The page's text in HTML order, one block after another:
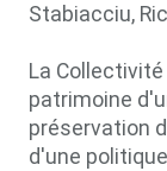
Stabiacciu,
La
patrimoine
préservation
d'une